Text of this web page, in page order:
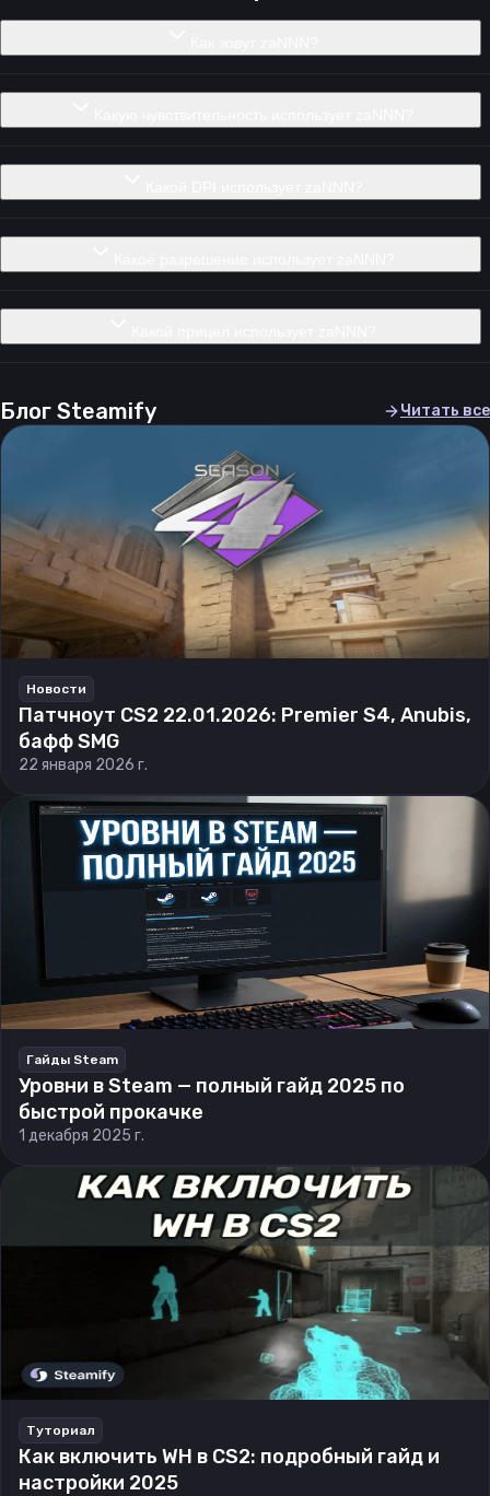
Блог Steamify Читать все
Новости
Патчноут CS2 22.01.2026: Premier S4, Anubis,
бафф SMG
22 января 2026 г.
Гайды Steam
Уровни в Steam — полный гайд 2025 по
быстрой прокачке
1 декабря 2025 г.
Туториал
Как включить WH в CS2: подробный гайд и
настройки 2025